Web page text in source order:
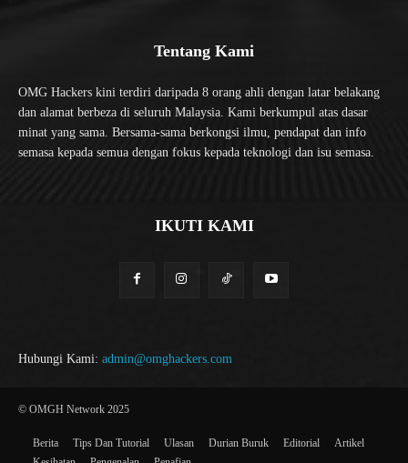
Tentang Kami
OMG Hackers kini terdiri daripada 8 orang ahli dengan latar belakang
dan alamat berbeza di seluruh Malaysia. Kami berkumpul atas dasar
minat yang sama. Bersama-sama berkongsi ilmu, pendapat dan info
semasa kepada semua dengan fokus kepada teknologi dan isu semasa.
IKUTI KAMI
Hubungi Kami: admin@omghackers.com
© OMGH Network 2025
Berita Tips Dan Tutorial Ulasan Durian Buruk Editorial
Artikel